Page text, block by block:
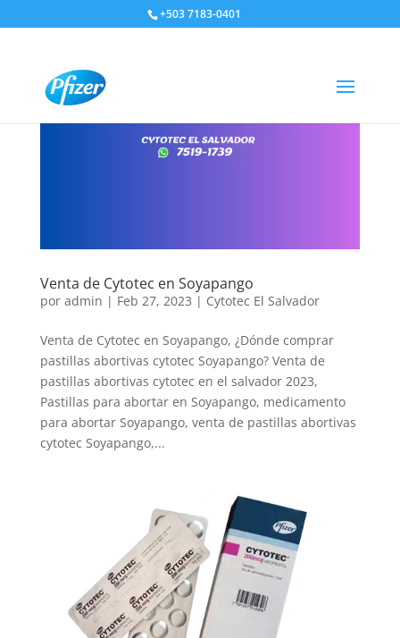
+503 7183-0401
Venta de Cytotec en Soyapango
por admin | Feb 27, 2023 | Cytotec El Salvador
Venta de Cytotec en Soyapango, ¿Dónde comprar
pastillas abortivas cytotec Soyapango? Venta de
pastillas abortivas cytotec en el salvador 2023,
Pastillas para abortar en Soyapango, medicamento
para abortar Soyapango, venta de pastillas abortivas
cytotec Soyapango,...